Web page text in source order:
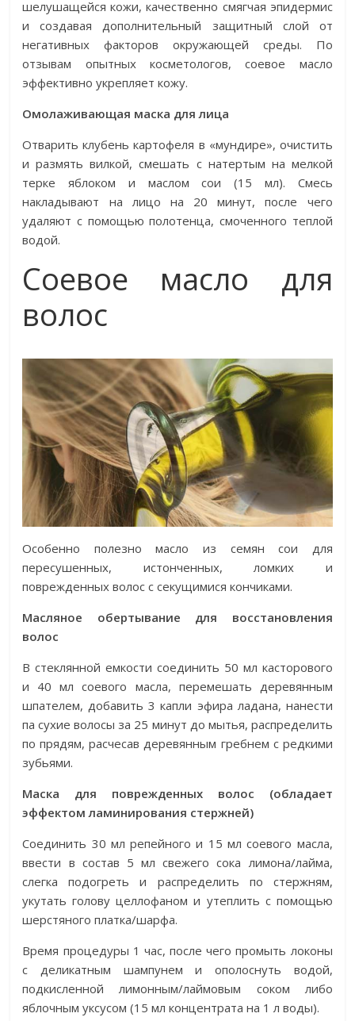
шелушащейся кожи, качественно смягчая эпидермис
и создавая дополнительный защитный слой от
негативных факторов окружающей среды. По
отзывам опытных косметологов, соевое масло
эффективно укрепляет кожу.
Омолаживающая маска для лица
Отварить клубень картофеля в «мундире», очистить
и размять вилкой, смешать с натертым на мелкой
терке яблоком и маслом сои (15 мл). Смесь
накладывают на лицо на 20 минут, после чего
удаляют с помощью полотенца, смоченного теплой
водой.
Соевое масло для
волос
Особенно полезно масло из семян сои для
пересушенных, истонченных, ломких и
поврежденных волос с секущимися кончиками.
Масляное обертывание для восстановления
волос
В стеклянной емкости соединить 50 мл касторового
и 40 мл соевого масла, перемешать деревянным
шпателем, добавить 3 капли эфира ладана, нанести
па сухие волосы за 25 минут до мытья, распределить
по прядям, расчесав деревянным гребнем с редкими
зубьями.
Маска для поврежденных волос (обладает
эффектом ламинирования стержней)
Соединить 30 мл репейного и 15 мл соевого масла,
ввести в состав 5 мл свежего сока лимона/лайма,
слегка подогреть и распределить по стержням,
укутать голову целлофаном и утеплить с помощью
шерстяного платка/шарфа.
Время процедуры 1 час, после чего промыть локоны
с деликатным шампунем и ополоснуть водой,
подкисленной лимонным/лаймовым соком либо
яблочным уксусом (15 мл концентрата на 1 л воды).